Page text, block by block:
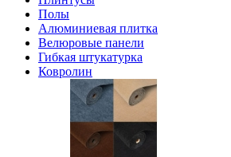
Полы
Алюминиевая плитка
Велюровые панели
Гибкая штукатурка
Ковролин